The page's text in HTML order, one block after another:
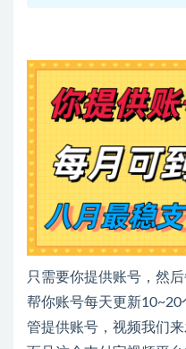
只需要你提供账号，然
帮你账号每天更新
管提供账号，视频我们